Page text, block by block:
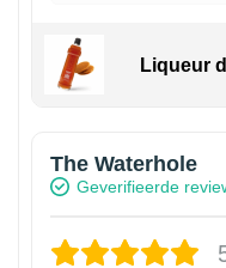
Liqueur
The Waterhole
Geverifieerde